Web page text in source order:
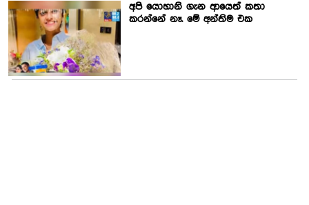
අපි යොහානි ගැන ආයෙත් කතා
කරන්නේ නෑ. මේ අන්තිම එක